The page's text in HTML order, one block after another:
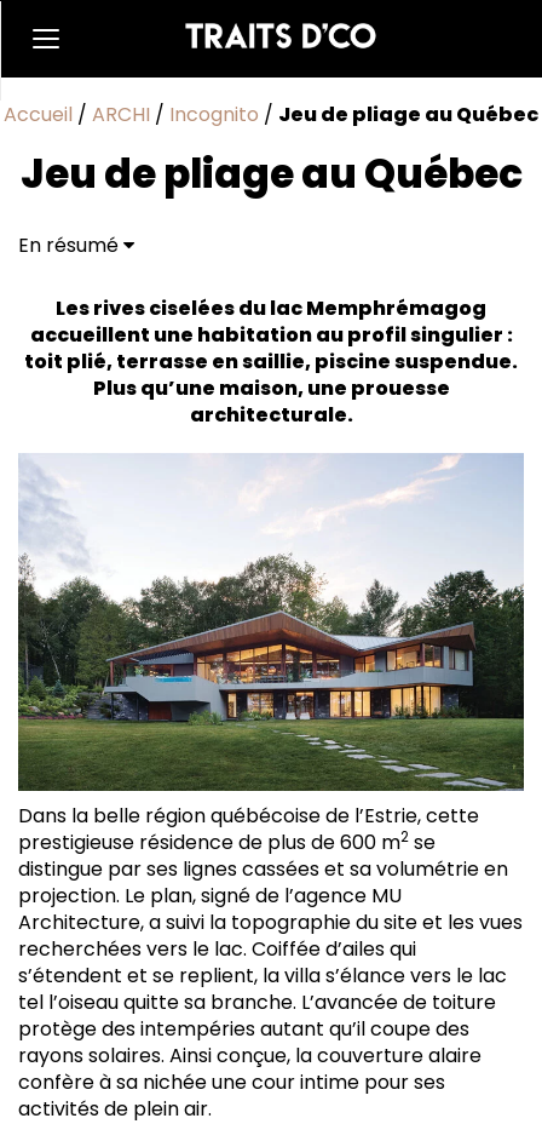
Accueil / ARCHI / Incognito / Jeu de pliage au Québec
Jeu de pliage au Québec
En résumé
Sobre mais cosy
Les rives ciselées du lac Memphrémagog
accueillent une habitation au profil singulier :
toit plié, terrasse en saillie, piscine suspendue.
Plus qu’une maison, une prouesse
architecturale.
Dans la belle région québécoise de l’Estrie, cette
prestigieuse résidence de plus de 600 m2 se
distingue par ses lignes cassées et sa volumétrie en
projection. Le plan, signé de l’agence MU
Architecture, a suivi la topographie du site et les vues
recherchées vers le lac. Coiffée d’ailes qui
s’étendent et se replient, la villa s’élance vers le lac
tel l’oiseau quitte sa branche. L’avancée de toiture
protège des intempéries autant qu’il coupe des
rayons solaires. Ainsi conçue, la couverture alaire
confère à sa nichée une cour intime pour ses
activités de plein air.